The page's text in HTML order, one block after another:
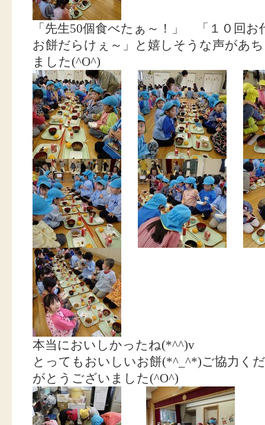
「先生50個食べたぁ～！」 「１０回
お餅だらけぇ～」と嬉しそうな声があ
ました(^O^)
本当においしかったね(*^^)v
とってもおいしいお餅(*^_^*)ご協力く
がとうございました(^O^)